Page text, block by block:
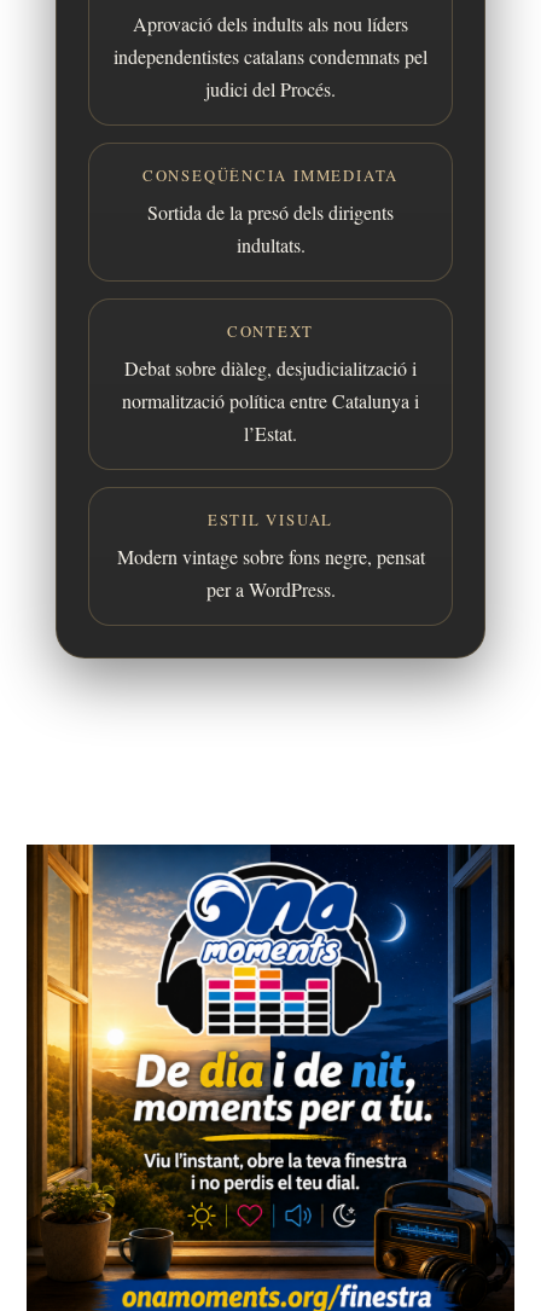
Aprovació dels indults als nou líders
independentistes catalans condemnats pel
judici del Procés.
CONSEQÜÈNCIA IMMEDIATA
Sortida de la presó dels dirigents
indultats.
CONTEXT
Debat sobre diàleg, desjudicialització i
normalització política entre Catalunya i
l’Estat.
ESTIL VISUAL
Modern vintage sobre fons negre, pensat
per a WordPress.